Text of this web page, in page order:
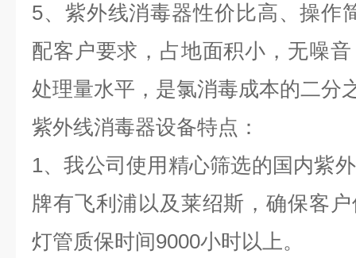
5、紫外线消毒器性价比高、操作
配客户要求，占地面积小，无噪
处理量水平，是氯消毒成本的二分
紫外线消毒器设备特点：
1、我公司使用精心筛选的国内紫
牌有飞利浦以及莱绍斯，确保客
灯管质保时间9000小时以上。